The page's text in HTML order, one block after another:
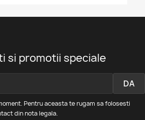
si promotii speciale
Pentru aceasta te rugam sa folosesti
din nota legala.